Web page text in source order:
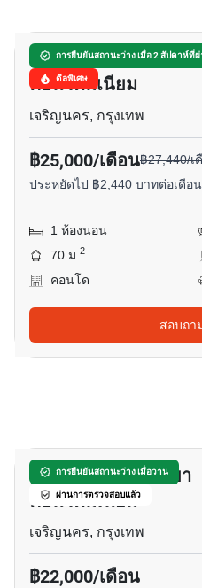
การยืนยันสถานะว่าง เมื่อ 2 สัปดาห์ที่
ดีลพิเศษ
บ้าน สาทร เจ้าพระยา
คอนโดมิเนียม
เจริญนคร, กรุงเทพ
฿25,000/เดือน฿27,440/เ
ประหยัดไป ฿2,440 บาทต่อเดือน
1 ห้องนอน
70 ม.2
คอนโด
สอบถา
การยืนยันสถานะว่าง เมื่อวาน
ผ่านการตรวจสอบแล้ว
บ้าน สาทร เจ้าพระยา
คอนโดมิเนียม
เจริญนคร, กรุงเทพ
฿22,000/เดือน